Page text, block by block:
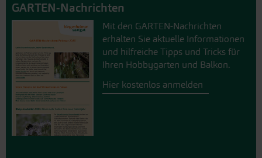
GARTEN-Nachrichten
Mit den GARTEN-Nachrichten
erhalten Sie aktuelle Informationen
und hilfreiche Tipps und Tricks für
Ihren Hobbygarten und Balkon.
Hier kostenlos anmelden